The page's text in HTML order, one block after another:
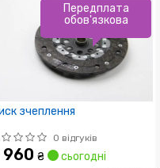
зчеплення
0 відгуків
960 ₴ сьогодні
Передплата
обов'язкова